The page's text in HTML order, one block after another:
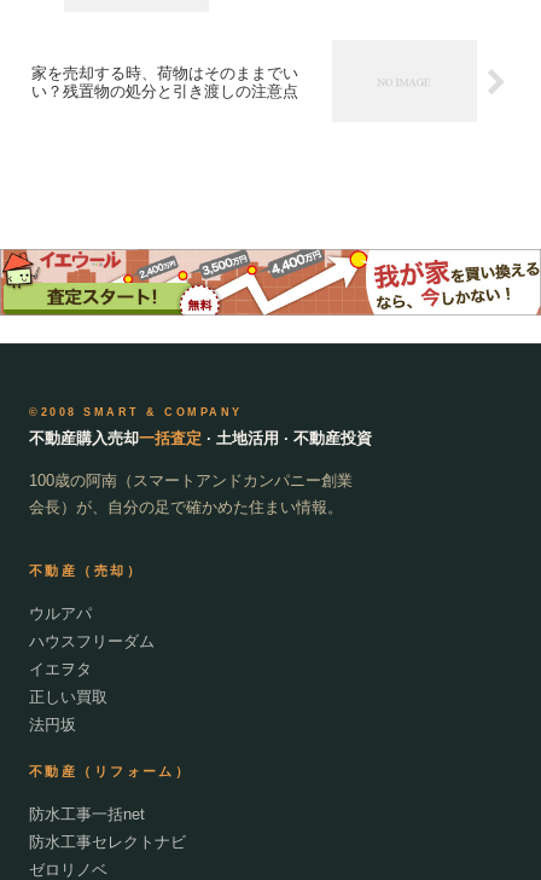
家を売却する時、荷物はそのままでい
い？残置物の処分と引き渡しの注意点
©2008 SMART & COMPANY
不動産購入売却一括査定 · 土地活用 · 不動産投資
100歳の阿南（スマートアンドカンパニー創業
会長）が、自分の足で確かめた住まい情報。
不動産（売却）
ウルアパ
ハウスフリーダム
イエヲタ
正しい買取
法円坂
不動産（リフォーム）
防水工事一括net
防水工事セレクトナビ
ゼロリノベ